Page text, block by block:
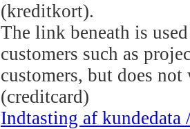
(kreditkort).
The link beneath is
customers such as
customers, but does
(creditcard)
Indtasting af kundedata